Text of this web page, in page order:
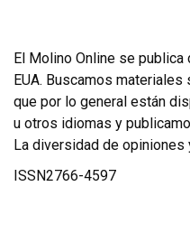
El Molino Online se
EUA. Buscamos
que por lo general están
u otros idiomas y
La diversidad de opiniones
ISSN2766-4597